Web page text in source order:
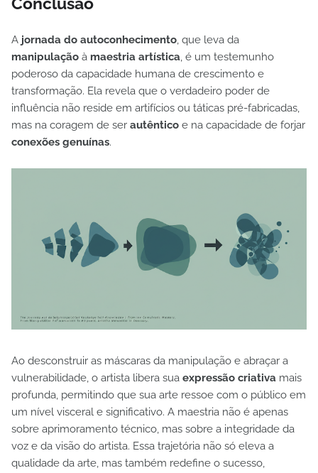
A jornada do autoconhecimento, que leva da
manipulação à maestria artística, é um testemunho
poderoso da capacidade humana de crescimento e
transformação. Ela revela que o verdadeiro poder de
influência não reside em artifícios ou táticas pré-fabricadas,
mas na coragem de ser autêntico e na capacidade de forjar
conexões genuínas.
Ao desconstruir as máscaras da manipulação e abraçar a
vulnerabilidade, o artista libera sua expressão criativa mais
profunda, permitindo que sua arte ressoe com o público em
um nível visceral e significativo. A maestria não é apenas
sobre aprimoramento técnico, mas sobre a integridade da
voz e da visão do artista. Essa trajetória não só eleva a
qualidade da arte, mas também redefine o sucesso,